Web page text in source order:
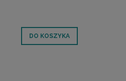
DO KOSZYKA